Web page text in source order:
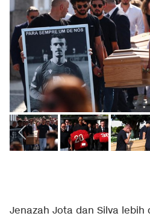
Jenazah Jota dan Silva